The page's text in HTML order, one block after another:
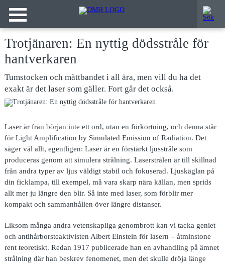
Trotjänaren: En nyttig dödsstråle för
hantverkaren
Tumstocken och måttbandet i all ära, men vill du ha det
exakt är det laser som gäller. Fort går det också.
Laser är från början inte ett ord, utan en förkortning, och denna står
för Light Amplification by Simulated Emission of Radiation. Det
säger väl allt, egentligen: Laser är en förstärkt ljusstråle som
produceras genom att simulera strålning. Laserstrålen är till skillnad
från andra typer av ljus väldigt stabil och fokuserad. Ljuskäglan på
din ficklampa, till exempel, må vara skarp nära källan, men sprids
allt mer ju längre den blir. Så inte med laser, som förblir mer
kompakt och sammanhållen över längre distanser.
Liksom många andra vetenskapliga genombrott kan vi tacka geniet
och antihårborsteaktivisten Albert Einstein för lasern – åtminstone
rent teoretiskt. Redan 1917 publicerade han en avhandling på ämnet
strålning där han beskrev fenomenet, men det skulle dröja länge